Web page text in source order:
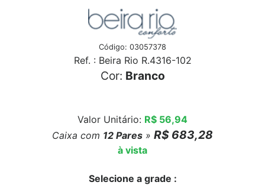
Código: 03057378
Ref. : Beira Rio R.4316-102
Cor: Branco
Valor Unitário: R$ 56,94
Caixa com 12 Pares » R$ 683,28
à vista
Selecione a grade :